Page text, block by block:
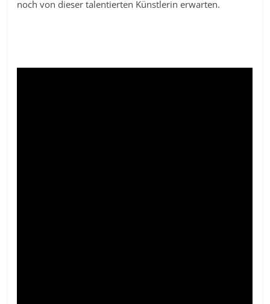
noch von dieser talentierten Künstlerin erwarten.